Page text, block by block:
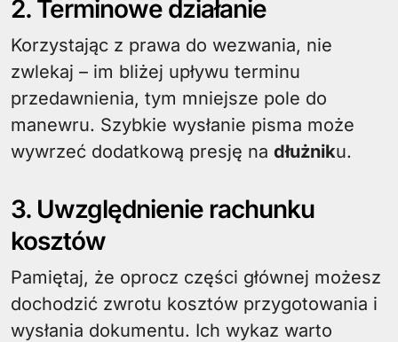
2. Terminowe działanie
Korzystając z prawa do wezwania, nie
zwlekaj – im bliżej upływu terminu
przedawnienia, tym mniejsze pole do
manewru. Szybkie wysłanie pisma może
wywrzeć dodatkową presję na dłużniku.
3. Uwzględnienie rachunku
kosztów
Pamiętaj, że oprocz części głównej możesz
dochodzić zwrotu kosztów przygotowania i
wysłania dokumentu. Ich wykaz warto